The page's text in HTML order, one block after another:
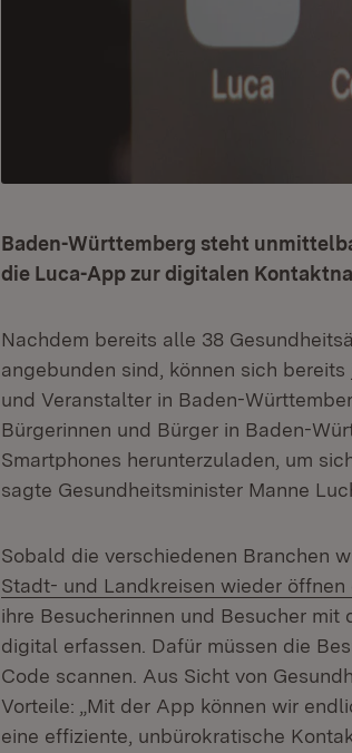
Baden-Württemberg steht
die Luca-App zur digitalen
Nachdem bereits alle 38
angebunden sind, können sich
und Veranstalter in Baden-
Bürgerinnen und Bürger in Baden-
Smartphones herunterzuladen, um
sagte Gesundheitsminister Manne
Sobald die verschiedenen Branchen
Stadt- und Landkreisen wieder öffnen
ihre Besucherinnen und Besucher
digital erfassen. Dafür müssen die
Code scannen. Aus Sicht von
Vorteile: „Mit der App können wir
eine effiziente, unbürokratische